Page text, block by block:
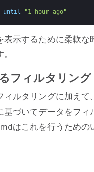
until "1 hour ago"
表示するために柔軟な
フィルタリング
ルタリングに加えて
づいてデータをフィ
はこれを行うための